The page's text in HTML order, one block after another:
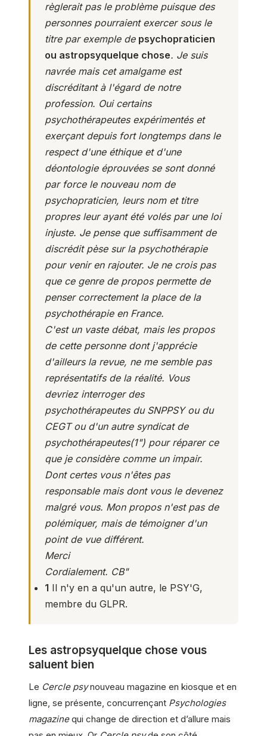
règlerait pas le problème puisque des
personnes pourraient exercer sous le
titre par exemple de psychopraticien
ou astropsyquelque chose. Je suis
navrée mais cet amalgame est
discréditant à l'égard de notre
profession. Oui certains
psychothérapeutes expérimentés et
exerçant depuis fort longtemps dans le
respect d'une éthique et d'une
déontologie éprouvées se sont donné
par force le nouveau nom de
psychopraticien, leurs nom et titre
propres leur ayant été volés par une loi
injuste. Je pense que suffisamment de
discrédit pèse sur la psychothérapie
pour venir en rajouter. Je ne crois pas
que ce genre de propos permette de
penser correctement la place de la
psychothérapie en France.
C'est un vaste débat, mais les propos
de cette personne dont j'apprécie
d'ailleurs la revue, ne me semble pas
représentatifs de la réalité. Vous
devriez interroger des
psychothérapeutes du SNPPSY ou du
CEGT ou d'un autre syndicat de
psychothérapeutes(1") pour réparer ce
que je considère comme un impair.
Dont certes vous n'êtes pas
responsable mais dont vous le devenez
malgré vous. Mon propos n'est pas de
polémiquer, mais de témoigner d'un
point de vue différent.
Merci
Cordialement. CB"
1 Il n'y en a qu'un autre, le PSY'G,
membre du GLPR.
Les astropsyquelque chose vous
saluent bien
Le Cercle psynouveau magazine en kiosque et en
ligne, se présente, concurrençant Psychologies
magazinequi change de direction et d’allure mais